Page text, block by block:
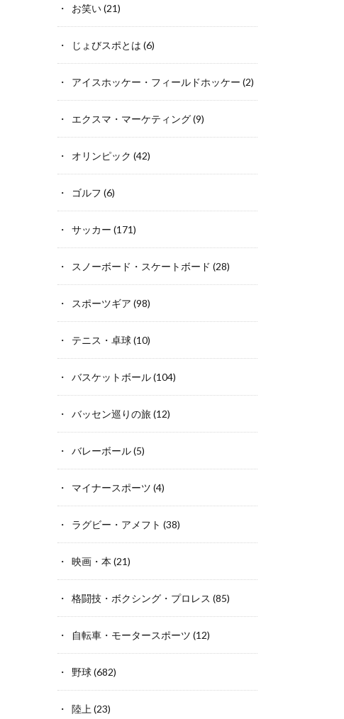
お笑い(21)
じょびスポとは (6)
アイスホッケー・フィールドホッケー (2)
エクスマ・マーケティング(9)
オリンピック (42)
ゴルフ (6)
サッカー (171)
スノーボード・スケートボード (28)
スポーツギア (98)
テニス・卓球(10)
バスケットボール(104)
バッセン巡りの旅(12)
バレーボール(5)
マイナースポーツ (4)
ラグビー・アメフト (38)
映画・本 (21)
格闘技・ボクシング・プロレス (85)
自転車・モータースポーツ (12)
野球(682)
陸上 (23)